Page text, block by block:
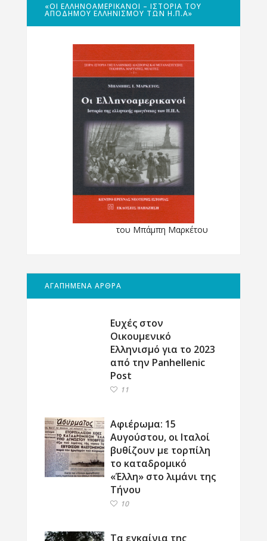
«ΟΙ ΕΛΛΗΝΟΑΜΕΡΙΚΑΝΟΊ – ΙΣΤΟΡΊΑ ΤΟΥ
ΑΠΌΔΗΜΟΥ ΕΛΛΗΝΙΣΜΟΎ ΤΩΝ Η.Π.Α»
του Μπάμπη Μαρκέτου
ΑΓΑΠΗΜΕΝΑ ΑΡΘΡΑ
Ευχές στον
Οικουμενικό
Ελληνισμό για το 2023
από την Panhellenic
Post
11
Αφιέρωμα: 15
Αυγούστου, οι Ιταλοί
βυθίζουν με τορπίλη
το καταδρομικό
«Έλλη» στο λιμάνι της
Τήνου
10
Τα εγκαίνια της